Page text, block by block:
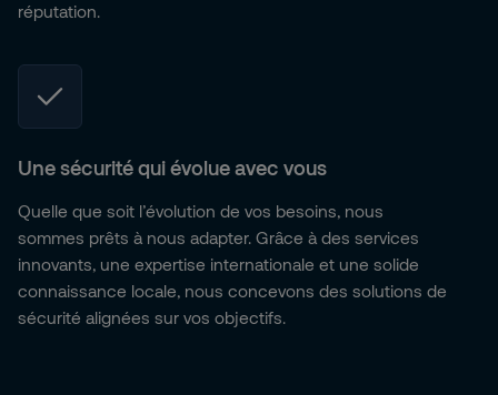
réputation.
Une sécurité qui évolue avec vous
Quelle que soit l’évolution de vos besoins, nous
sommes prêts à nous adapter. Grâce à des services
innovants, une expertise internationale et une solide
connaissance locale, nous concevons des solutions de
sécurité alignées sur vos objectifs.